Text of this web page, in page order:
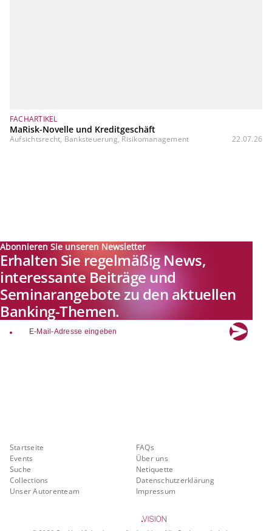
FACHARTIKEL
MaRisk-Novelle und Kreditgeschäft
Aufsichtsrecht, Banksteuerung, Risikomanagement 22.07.26
Abonnieren Sie unseren Newsletter
Erhalten Sie regelmäßig News,
interessante Beiträge und
Seminarangebote zu den aktuellen
Banking-Themen.
email
Startseite
Events
Suche
Collections
Unser Autorenteam
FAQs
Über uns
Netiquette
Datenschutzerklärung
Impressum